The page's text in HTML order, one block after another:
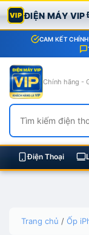
VIP ĐIỆN MÁY VIP
CAM KẾT
Chính hãng -
Điện Thoại
Trang chủ / Ốp